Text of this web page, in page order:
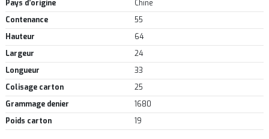
Pays d’origine
Chine
Contenance
55
Hauteur
64
Largeur
24
Longueur
33
Colisage carton
25
Grammage denier
1680
Poids carton
19